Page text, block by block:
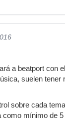
a beatport con
suelen
sobre cada tema
mínimo de